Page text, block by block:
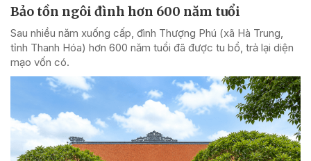
Bảo tồn ngôi đình hơn 600 năm tuổi
Sau nhiều năm xuống cấp, đình Thượng Phú (xã Hà Trung,
tỉnh Thanh Hóa) hơn 600 năm tuổi đã được tu bổ, trả lại diện
mạo vốn có.